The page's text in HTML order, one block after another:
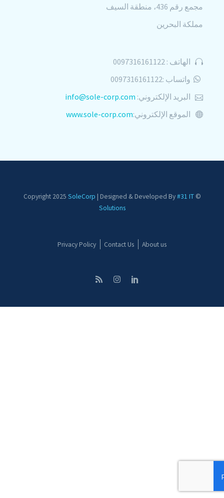
مجمع رقم 436، منطقة السيف
مملكة البحرين
الهاتف : 0097316161122
واتساب :0097316161122
البريد الإلكتروني:info@sole-corp.com
الموقع الإلكتروني:www.sole-corp.com
SoleCorp| Designed & Developed By #31 IT
Solutions
About us
Contact Us
Privacy Policy